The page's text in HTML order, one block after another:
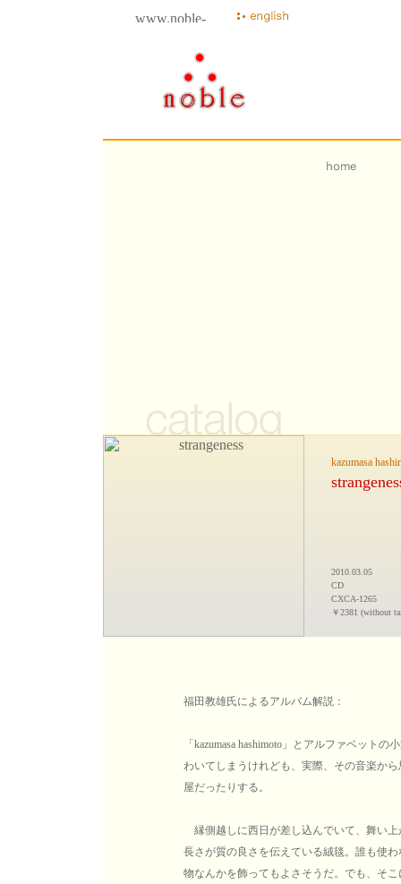
kazumasa
2010.03.05
CD
CXCA-1265
￥2381 (without
福田教雄氏によるアルバム解説：
「kazumasa hashimoto」とアルファベット
わいてしまうけれども、実際、その音楽か
屋だったりする。
縁側越しに西日が差し込んでいて、舞い
長さが質の良さを伝えている絨毯。誰も使
物なんかを飾ってもよさそうだ。でも、そ